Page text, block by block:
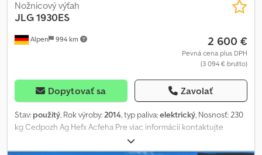
Alpen 994 km
Nožnicový výťah
JLG1930ES
2 600 €
Pevná cena plus DPH
(3 094 € brutto)
Dopytovať sa Zavolať
Stav: použitý, Rok výroby: 2014, typ paliva:elektrický, Nosnosť: 230
kg Cedpozh Ag Hefx Acfeha Pre viac informácií kontaktujte